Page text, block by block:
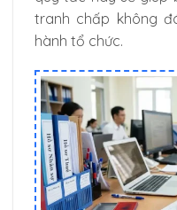
tranh chấp không
hành tổ chức.